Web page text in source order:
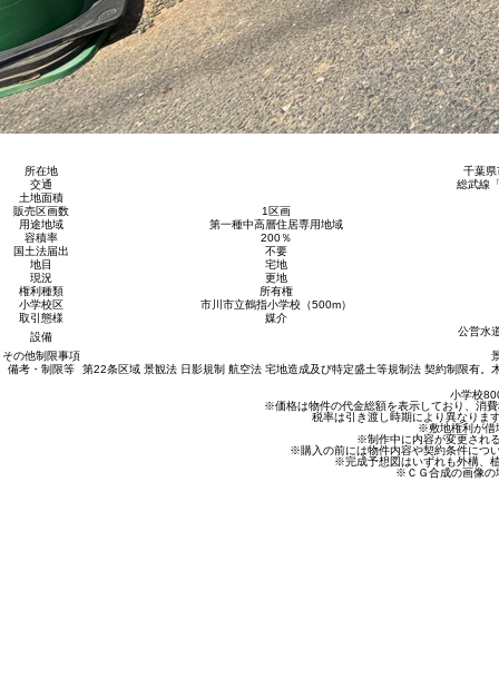
所在地
千葉県
交通
総武線
土地面積
販売区画数
1区画
用途地域
第一種中高層住居専用地域
容積率
200％
国土法届出
不要
地目
宅地
現況
更地
権利種類
所有権
小学校区
市川市立鶴指小学校（500m）
取引態様
媒介
設備
公営水
その他制限事項
備考・制限等
第22条区域 景観法 日影規制 航空法 宅地造成及び特定盛土等規制法 契約制限有
小学校
※価格は物件の代金総額を表示しており、消
税率は引き渡し時期により異なりま
※敷地権利が借
※制作中に内容が変更され
※購入の前には物件内容や契約条件につ
※完成予想図はいずれも外構、
※ＣＧ合成の画像の